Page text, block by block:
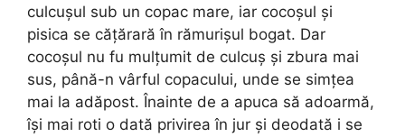
culcușul sub un copac mare, iar cocoșul și
pisica se cățărară în rămurișul bogat. Dar
cocoșul nu fu mulțumit de culcuș și zbura mai
sus, până-n vârful copacului, unde se simțea
mai la adăpost. Înainte de a apuca să adoarmă,
își mai roti o dată privirea în jur și deodată i se